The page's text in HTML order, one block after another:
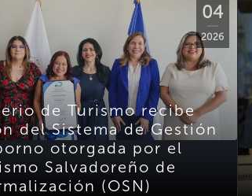
04
2026
de Turismo recibe
del Sistema de Gestión
otorgada por el
Salvadoreño de
(OSN)